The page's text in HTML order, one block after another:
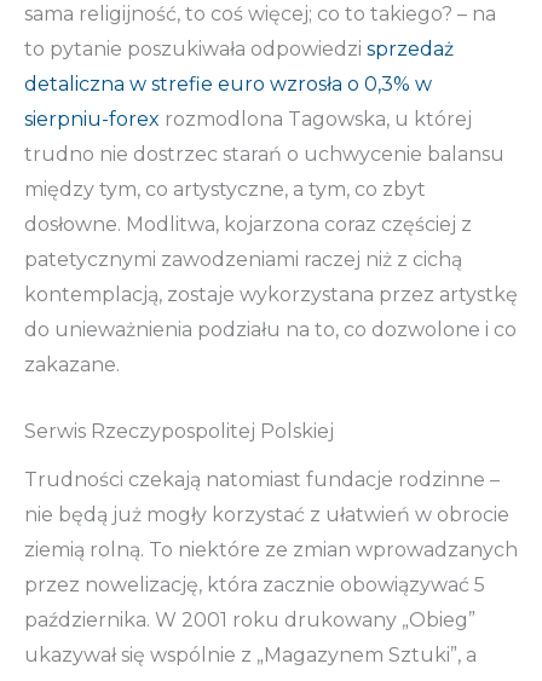
sama religijność, to coś więcej; co to takiego? – na
to pytanie poszukiwała odpowiedzi sprzedaż
detaliczna w strefie euro wzrosła o 0,3% w
sierpniu-forex rozmodlona Tagowska, u której
trudno nie dostrzec starań o uchwycenie balansu
między tym, co artystyczne, a tym, co zbyt
dosłowne. Modlitwa, kojarzona coraz częściej z
patetycznymi zawodzeniami raczej niż z cichą
kontemplacją, zostaje wykorzystana przez artystkę
do unieważnienia podziału na to, co dozwolone i co
zakazane.
Serwis Rzeczypospolitej Polskiej
Trudności czekają natomiast fundacje rodzinne –
nie będą już mogły korzystać z ułatwień w obrocie
ziemią rolną. To niektóre ze zmian wprowadzanych
przez nowelizację, która zacznie obowiązywać 5
października. W 2001 roku drukowany „Obieg”
ukazywał się wspólnie z „Magazynem Sztuki”, a